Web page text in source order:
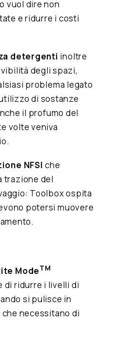
vuol dire non
e ridurre i costi
detergenti inoltre
degli spazi,
problema legato
di sostanze
il profumo del
volte veniva
NFSI che
trazione del
Toolbox ospita
potersi muovere
ModeTM
di ridurre i livelli di
si pulisce in
necessitano di